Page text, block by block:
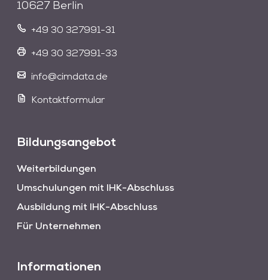
10627 Berlin
+49 30 327991-31
+49 30 327991-33
info@cimdata.de
Kontaktformular
Bildungsangebot
Weiterbildungen
Umschulungen mit IHK-Abschluss
Ausbildung mit IHK-Abschluss
Für Unternehmen
Informationen